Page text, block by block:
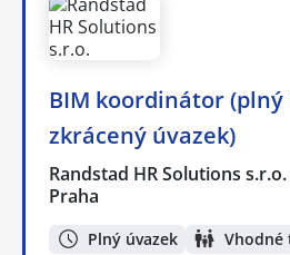
BIM koordinátor (plný
zkrácený úvazek)
Randstad HR Solutions s.r.o.
Praha
Plný úvazek Vhodné